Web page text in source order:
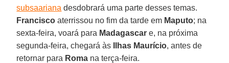
subsaariana desdobrará uma parte desses temas.
Francisco aterrissou no fim da tarde em Maputo; na
sexta-feira, voará para Madagascar e, na próxima
segunda-feira, chegará às
Ilhas Maurício, antes de
retornar para Roma na terça-feira.